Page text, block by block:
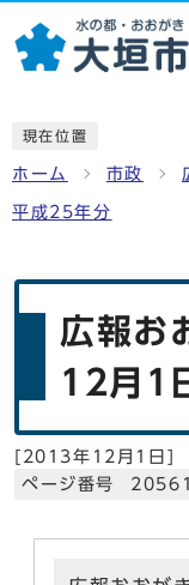
現在位置
ホーム 市政
平成25年分
広報
12月1
[ 2013年12月1日 ]
ページ番号 20561